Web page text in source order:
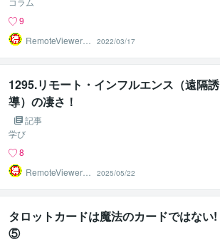
9
RemoteViewer導
2022/03/17
1295.リモート・インフルエンス（遠隔誘
導）の凄さ！
記事
学び
8
RemoteViewer導
2025/05/22
タロットカードは魔法のカードではない!
⑤